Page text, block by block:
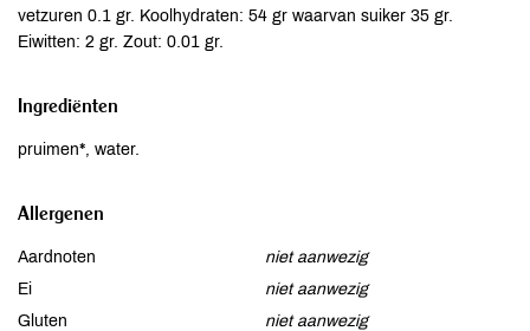
vetzuren 0.1 gr. Koolhydraten: 54 gr waarvan suiker 35 gr.
Eiwitten: 2 gr. Zout: 0.01 gr.
Ingrediënten
pruimen*, water.
Allergenen
Aardnoten
niet aanwezig
Ei
niet aanwezig
Gluten
niet aanwezig